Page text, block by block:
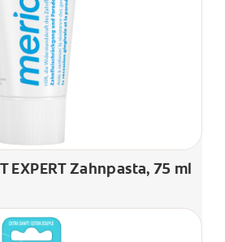
EXPERT Zahnpasta, 75 ml